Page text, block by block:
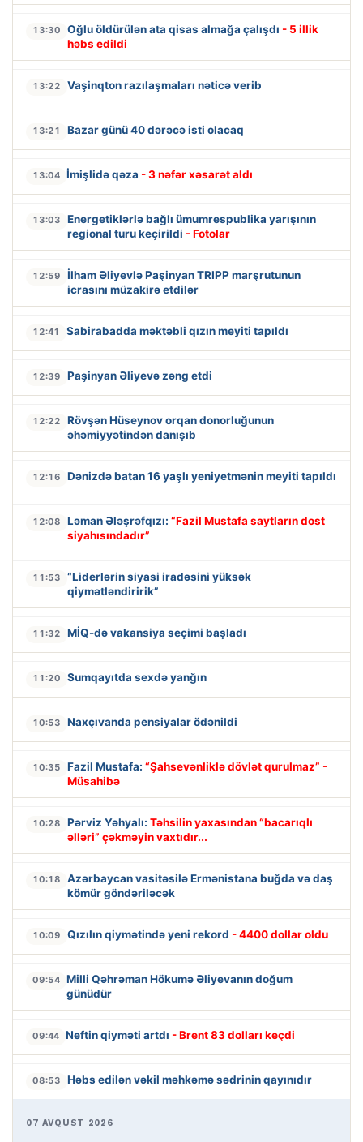
13:30 Oğlu öldürülən ata qisas almağa çalışdı - 5 illik
həbs edildi
13:22 Vaşinqton razılaşmaları nəticə verib
13:21 Bazar günü 40 dərəcə isti olacaq
13:04 İmişlidə qəza - 3 nəfər xəsarət aldı
13:03
Energetiklərlə bağlı ümumrespublika yarışının
regional turu keçirildi - Fotolar
12:59
İlham Əliyevlə Paşinyan TRIPP marşrutunun
icrasını müzakirə etdilər
12:41 Sabirabadda məktəbli qızın meyiti tapıldı
12:39 Paşinyan Əliyevə zəng etdi
12:22
Rövşən Hüseynov orqan donorluğunun
əhəmiyyətindən danışıb
12:16 Dənizdə batan 16 yaşlı yeniyetmənin meyiti tapıldı
12:08 Ləman Ələşrəfqızı: “Fazil Mustafa saytların dost
siyahısındadır”
11:53
“Liderlərin siyasi iradəsini yüksək
qiymətləndiririk”
11:32 MİQ-də vakansiya seçimi başladı
11:20 Sumqayıtda sexdə yanğın
10:53 Naxçıvanda pensiyalar ödənildi
10:35 Fazil Mustafa: “Şahsevənliklə dövlət qurulmaz” -
Müsahibə
10:28 Pərviz Yəhyalı: Təhsilin yaxasından “bacarıqlı
əlləri” çəkməyin vaxtıdır...
10:18
Azərbaycan vasitəsilə Ermənistana buğda və daş
kömür göndəriləcək
10:09 Qızılın qiymətində yeni rekord - 4400 dollar oldu
09:54 Milli Qəhrəman Hökumə Əliyevanın doğum
günüdür
09:44 Neftin qiyməti artdı - Brent 83 dolları keçdi
08:53 Həbs edilən vəkil məhkəmə sədrinin qayınıdır
07 AVQUST 2026